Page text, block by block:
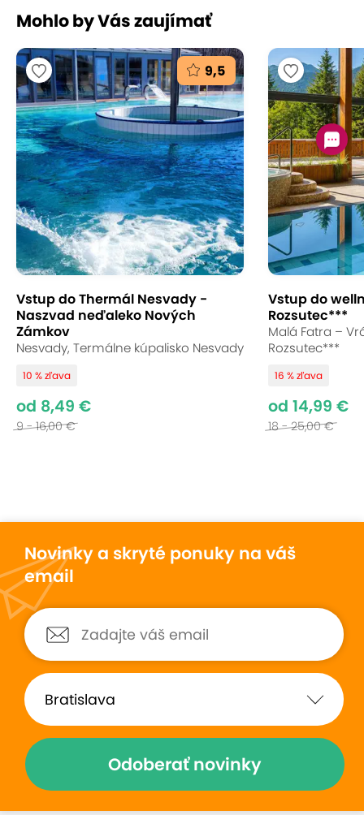
Mohlo by Vás zaujímať
9,5
Vstup do Thermál Nesvady -
Naszvad neďaleko Nových
Zámkov
Nesvady, Termálne kúpalisko Nesvady
10 % zľava
od 8,49 €
9 - 16,00 €
Vstup do
Rozsutec***
Malá Fatra –
Rozsutec***
16 % zľava
od 14,99 €
18 - 25,00 €
Novinky a skryté ponuky na váš
email
Odoberať novinky